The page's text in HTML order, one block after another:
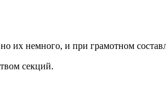
их немного, и при грамотном
секций.